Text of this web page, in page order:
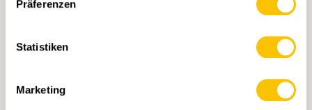
Präferenzen
Statistiken
Marketing